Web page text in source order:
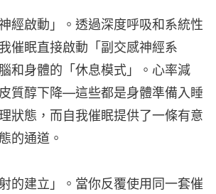
經啟動」。透過深度呼吸和系統性
催眠直接啟動「副交感神經系
和身體的「休息模式」。心率減
質醇下降—這些都是身體準備入睡
狀態，而自我催眠提供了一條有意
的通道。
的建立」。當你反覆使用同一套催